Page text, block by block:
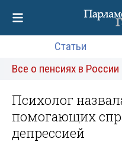
Статьи
Все о пенсиях в России
Психолог
помогающих
депрессией